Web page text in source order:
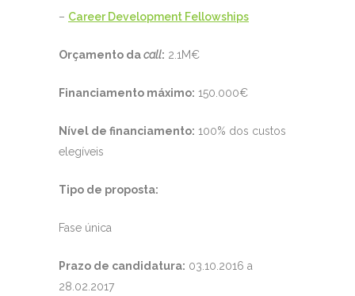
– Career Development Fellowships
Orçamento dacall: 2.1M€
Financiamento máximo: 150.000€
Nível de financiamento: 100% dos custos
elegíveis
Tipo de proposta:
Fase única
Prazo de candidatura: 03.10.2016 a
28.02.2017